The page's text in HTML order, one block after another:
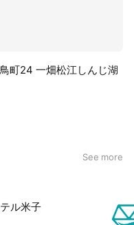
町24 一畑松江しんじ湖
See more
ル米子